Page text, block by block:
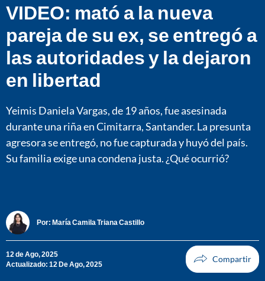
VIDEO: mató a la nueva
pareja de su ex, se entregó a
las autoridades y la dejaron
en libertad
Yeimis Daniela Vargas, de 19 años, fue asesinada
durante una riña en Cimitarra, Santander. La presunta
agresora se entregó, no fue capturada y huyó del país.
Su familia exige una condena justa. ¿Qué ocurrió?
Por: María Camila Triana Castillo
12 de Ago, 2025
Actualizado: 12 De Ago, 2025